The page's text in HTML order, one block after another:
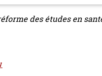
des études en